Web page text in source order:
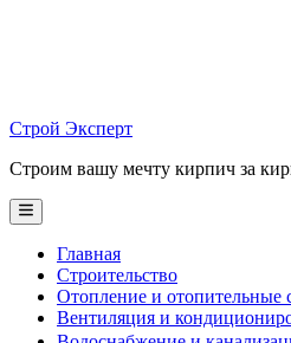
Строй Эксперт
Строим вашу мечту кирпич за
Main
Menu
Главная
Строительство
Отопление и отопительные
Вентиляция и